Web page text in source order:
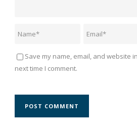
Save my name, email, and website
next time I comment.